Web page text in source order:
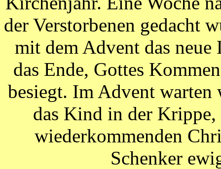
der Verstorbenen gedacht
mit dem Advent das
das Ende, Gottes
besiegt. Im Advent
das Kind in der Krippe,
wiederkommenden
Schenker